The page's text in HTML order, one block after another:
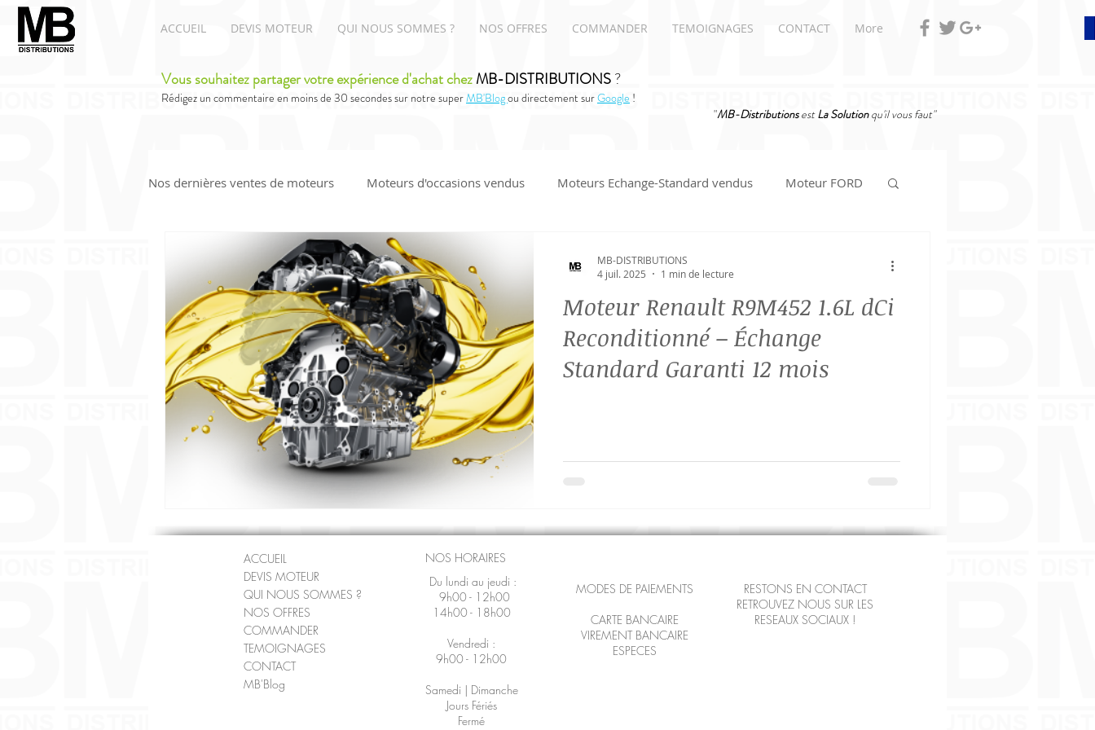
ACCUEIL DEVIS MOTEUR QUI NOUS SOMMES ? NOS OFFRES COMMANDER TEMOIGNAGES CONTACT More
Vous souhaitez partager votre expérience d'achat chezMB-DISTRIBUTIONS?
Rédigez un commentaire en moins de 30 secondes sur notre superMB'Blogou directement surGoogle !
"MB-DistributionsestLa Solutionqu'il vous faut"
Nos dernières ventes de moteurs Moteurs d'occasions vendus Moteurs Echange-Standard vendus Moteur FORD
Moteur AUDI
Moteur Renault R9M452 1.6L dCi
Reconditionné – Échange
Standard Garanti 12 mois
MB-DISTRIBUTIONS
4 juil. 2025
1 min de lecture
ACCUEIL
DEVIS MOTEUR
QUI NOUS SOMMES ?
NOS OFFRES
COMMANDER
TEMOIGNAGES
CONTACT
MB'Blog
NOS HORAIRES
Du lundi au jeudi :
9h00 - 12h00
14h00 - 18h00
Vendredi :
9h00 - 12h00
Samedi | Dimanche
Jours Fériés
Fermé
MODES DE PAIEMENTS
CARTE BANCAIRE
VIREMENT BANCAIRE
ESPECES
RESTONS EN CONTACT
RETROUVEZ NOUS SUR LES
RESEAUX SOCIAUX !